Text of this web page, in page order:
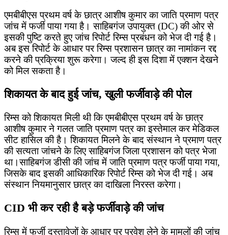
एमबीबीएस प्रथम वर्ष के छात्र आशीष कुमार का जाति प्रमाण पत्र
जांच में फर्जी पाया गया है। साहिबगंज उपायुक्त (DC) की ओर से
इसकी पुष्टि करते हुए जांच रिपोर्ट रिम्स प्रबंधन को भेज दी गई है।
अब इस रिपोर्ट के आधार पर रिम्स प्रशासन छात्र का नामांकन रद्द
करने की प्रक्रिया शुरू करेगा। जल्द ही इस दिशा में एक्शन देखने
को मिल सकता है।
शिकायत के बाद हुई जांच, खुली फर्जीवाड़े की पोल
रिम्स को शिकायत मिली थी कि एमबीबीएस प्रथम वर्ष के छात्र
आशीष कुमार ने गलत जाति प्रमाण पत्र का इस्तेमाल कर मेडिकल
सीट हासिल की है। शिकायत मिलने के बाद संस्थान ने प्रमाण पत्र
की सत्यता जांचने के लिए साहिबगंज जिला प्रशासन को पत्र भेजा
था।साहिबगंज डीसी की जांच में जाति प्रमाण पत्र फर्जी पाया गया,
जिसके बाद इसकी आधिकारिक रिपोर्ट रिम्स को भेज दी गई। अब
संस्थान नियमानुसार छात्र का दाखिला निरस्त करेगा।
CID भी कर रही है बड़े फर्जीवाड़े की जांच
रिम्स में फर्जी दस्तावेजों के आधार पर प्रवेश लेने के मामलों की जांच